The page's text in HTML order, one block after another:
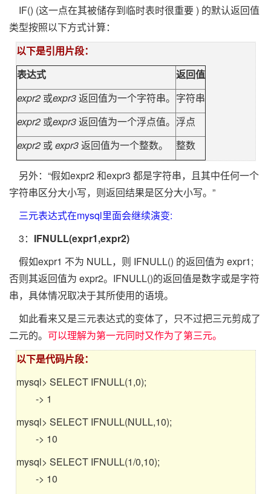
IF() (这一点在其被储存到临时表时很重要 ) 的默认返回值
类型按照以下方式计算：
以下是引用片段：
表达式
返回值
expr2 或expr3返回值为一个字符串。 字符串
expr2 或expr3返回值为一个浮点值。 浮点
expr2 或expr3返回值为一个整数。 整数
另外：“假如expr2 和expr3 都是字符串，且其中任何一个
字符串区分大小写，则返回结果是区分大小写。”
三元表达式在mysql里面会继续演变:
3： IFNULL(expr1,expr2)
假如expr1 不为 NULL，则 IFNULL() 的返回值为 expr1;
否则其返回值为 expr2。IFNULL()的返回值是数字或是字符
串，具体情况取决于其所使用的语境。
如此看来又是三元表达式的变体了，只不过把三元剪成了
二元的。 可以理解为第一元同时又作为了第三元。
以下是代码片段：
mysql> SELECT IFNULL(1,0);
-> 1
mysql> SELECT IFNULL(NULL,10);
-> 10
mysql> SELECT IFNULL(1/0,10);
-> 10